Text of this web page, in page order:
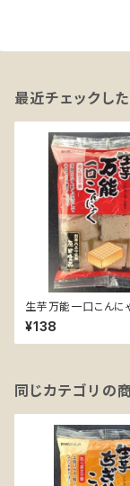
最近チェックし
生芋万能一口こんに
¥138
同じカテゴリの